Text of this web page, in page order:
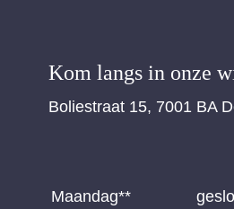
Kom langs in onze
Boliestraat 15, 7001 BA
Maandag**